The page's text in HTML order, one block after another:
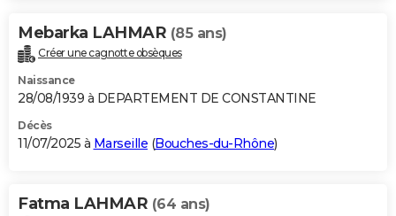
Mebarka LAHMAR (85 ans)
Créer une cagnotte obsèques
Naissance
28/08/1939 à DEPARTEMENT DE CONSTANTINE
Décès
11/07/2025 à Marseille (Bouches-du-Rhône)
Fatma LAHMAR (64 ans)